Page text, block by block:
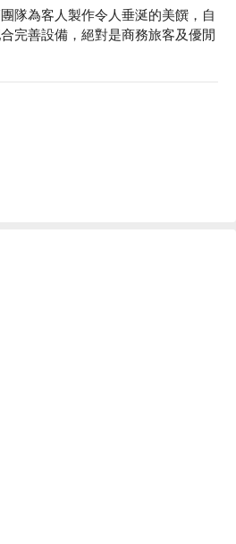
王雞｜法式雜菜燴羊肉｜煎盲曹魚
｜青蘋果慕絲蛋糕｜櫻桃蛋糕｜榛
｜焦糖燉蛋｜荔枝奶凍｜香芒椰汁
隊為客人製作令人垂涎的美饌，自
完善設備，絕對是商務旅客及優閒